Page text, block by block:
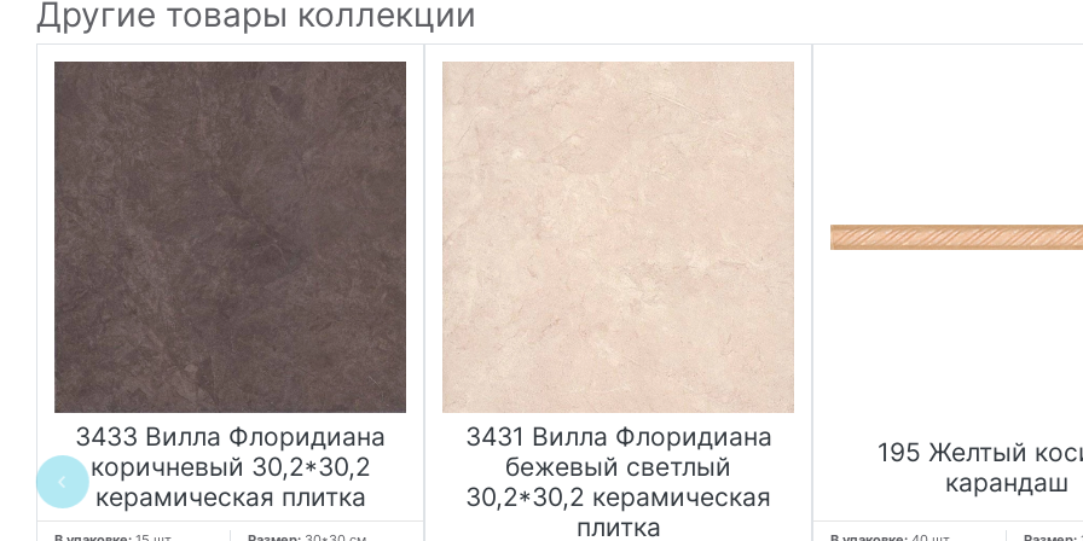
Другие товары коллекции
3433 Вилла Флоридиана
коричневый 30,2*30,2
керамическая плитка
3431 Вилла Флоридиана
бежевый светлый
30,2*30,2 керамическая
плитка
195 Желтый
карандаш